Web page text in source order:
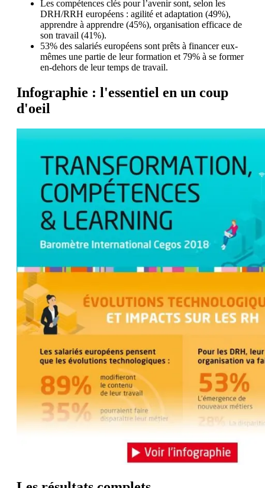
Les compétences clés pour l’avenir sont, selon les
DRH/RRH européens : agilité et adaptation (49%),
apprendre à apprendre (45%), organisation efficace de
son travail (41%).
53% des salariés européens sont prêts à financer eux-
mêmes une partie de leur formation et 79% à se former
en-dehors de leur temps de travail.
Infographie : l'essentiel en un coup
d'oeil